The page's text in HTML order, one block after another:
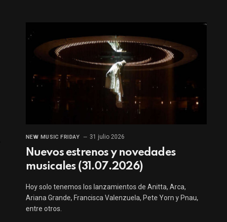
NEW MUSIC FRIDAY 31 julio 2026
Nuevos estrenos y novedades
musicales (31.07.2026)
Hoy solo tenemos los lanzamientos de Anitta, Arca,
Ariana Grande, Francisca Valenzuela, Pete Yorn y Pnau,
entre otros.